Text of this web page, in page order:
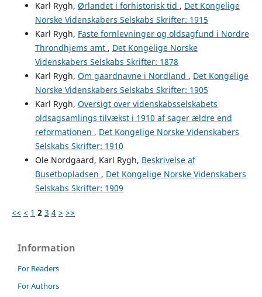
Karl Rygh, Ørlandet i forhistorisk tid , Det Kongelige
Norske Videnskabers Selskabs Skrifter: 1915
Karl Rygh, Faste fornlevninger og oldsagfund i Nordre
Throndhjems amt , Det Kongelige Norske
Videnskabers Selskabs Skrifter: 1878
Karl Rygh, Om gaardnavne i Nordland , Det Kongelige
Norske Videnskabers Selskabs Skrifter: 1905
Karl Rygh, Oversigt over videnskabsselskabets
oldsagsamlings tilvækst i 1910 af sager ældre end
reformationen , Det Kongelige Norske Videnskabers
Selskabs Skrifter: 1910
Ole Nordgaard, Karl Rygh, Beskrivelse af
Busetbopladsen , Det Kongelige Norske Videnskabers
Selskabs Skrifter: 1909
<< < 1 2 3 4 > >>
Information
For Readers
For Authors